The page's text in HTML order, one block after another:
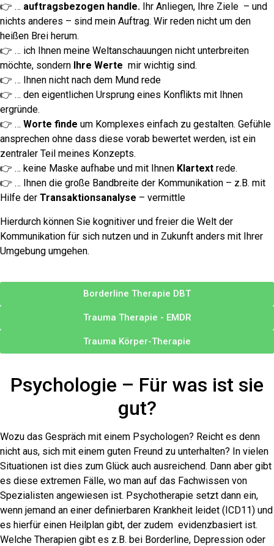
👉 … auftragsbezogen handle. Ihr Anliegen, Ihre Ziele – und
nichts anderes – sind mein Auftrag. Wir reden nicht um den
heißen Brei herum.
👉 … ich Ihnen meine Weltanschauungen nicht unterbreiten
möchte, sondern Ihre Werte mir wichtig sind.
👉 … Ihnen nicht nach dem Mund rede
👉 … den eigentlichen Ursprung eines Konflikts mit Ihnen
ergründe.
👉 … Worte finde um Komplexes einfach zu gestalten. Gefühle
ansprechen ohne dass diese vorab bewertet werden, ist ein
zentraler Teil meines Konzepts.
👉 … keine Maske aufhabe und mit Ihnen Klartext rede.
👉 … Ihnen die große Bandbreite der Kommunikation – z.B. mit
Hilfe der Transaktionsanalyse – vermittle
Hierdurch können Sie kognitiver und freier die Welt der
Kommunikation für sich nutzen und in Zukunft anders mit Ihrer
Umgebung umgehen.
Borderline Therapie DBT
Trauma Therapie - EMDR
Trauma Körper-Therapie
Psychologie – Für was ist sie
gut?
Wozu das Gespräch mit einem Psychologen? Reicht es denn
nicht aus, sich mit einem guten Freund zu unterhalten? In vielen
Situationen ist dies zum Glück auch ausreichend. Dann aber gibt
es diese extremen Fälle, wo man auf das Fachwissen von
Spezialisten angewiesen ist. Psychotherapie setzt dann ein,
wenn jemand an einer definierbaren Krankheit leidet (ICD11) und
es hierfür einen Heilplan gibt, der zudem evidenzbasiert ist.
Welche Therapien gibt es z.B. bei Borderline, Depression oder